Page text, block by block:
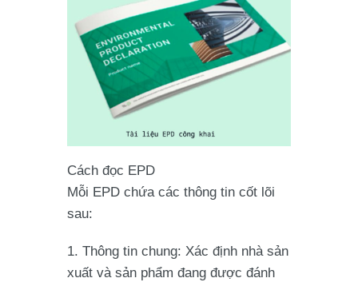
Cách đọc EPD
Mỗi EPD chứa các thông tin cốt lõi
sau:
Thông tin chung: Xác định nhà sản
xuất và sản phẩm đang được đánh